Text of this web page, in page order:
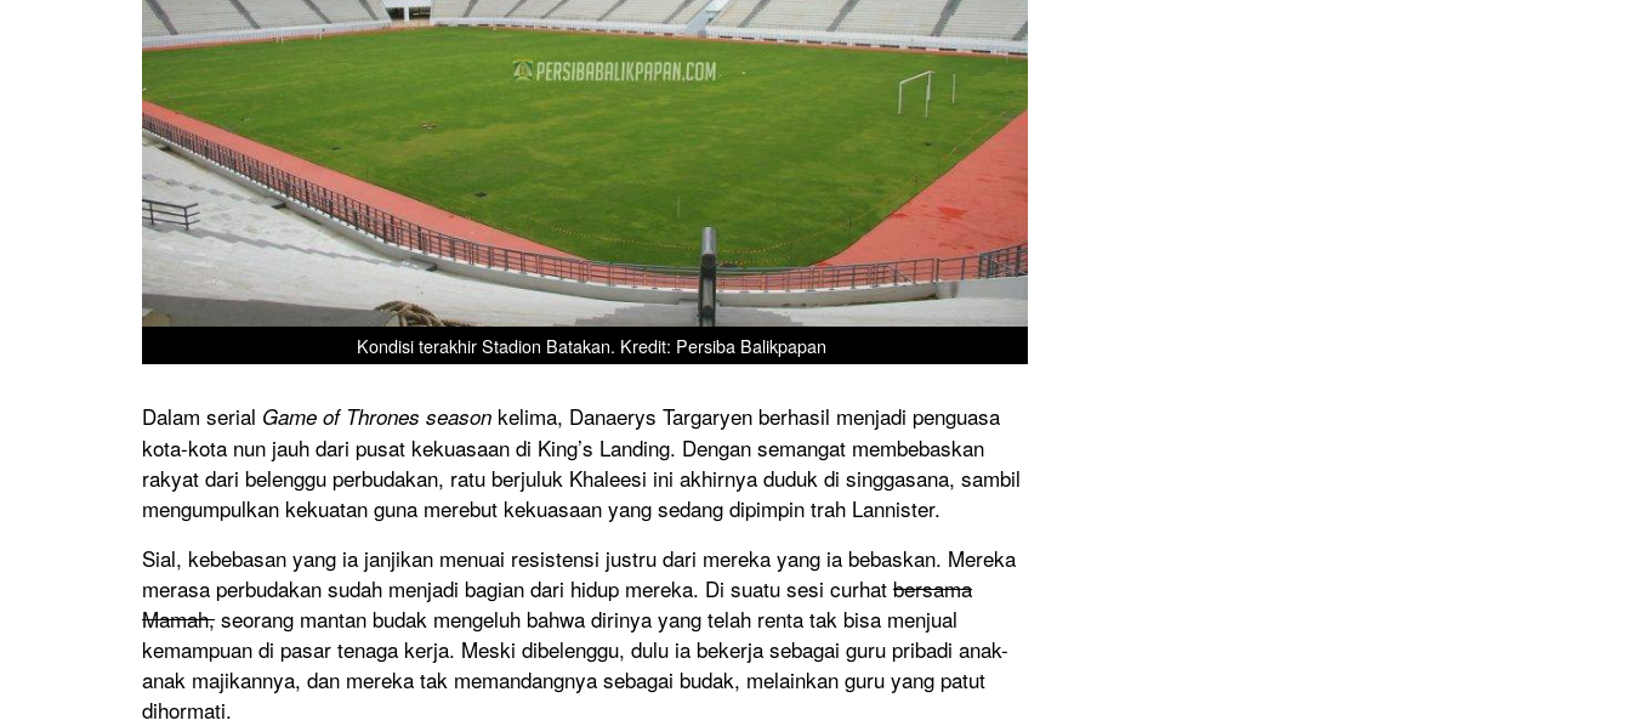
Kondisi terakhir Stadion Batakan. Kredit: Persiba Balikpapan
Dalam serial Game of Thrones season kelima, Danaerys Targaryen berhasil menjadi penguasa
kota-kota nun jauh dari pusat kekuasaan di King’s Landing. Dengan semangat membebaskan
rakyat dari belenggu perbudakan, ratu berjuluk Khaleesi ini akhirnya duduk di singgasana, sambil
mengumpulkan kekuatan guna merebut kekuasaan yang sedang dipimpin trah Lannister.
Sial, kebebasan yang ia janjikan menuai resistensi justru dari mereka yang ia bebaskan. Mereka
merasa perbudakan sudah menjadi bagian dari hidup mereka. Di suatu sesi curhat bersama
Mamah, seorang mantan budak mengeluh bahwa dirinya yang telah renta tak bisa menjual
kemampuan di pasar tenaga kerja. Meski dibelenggu, dulu ia bekerja sebagai guru pribadi anak-
anak majikannya, dan mereka tak memandangnya sebagai budak, melainkan guru yang patut
dihormati.